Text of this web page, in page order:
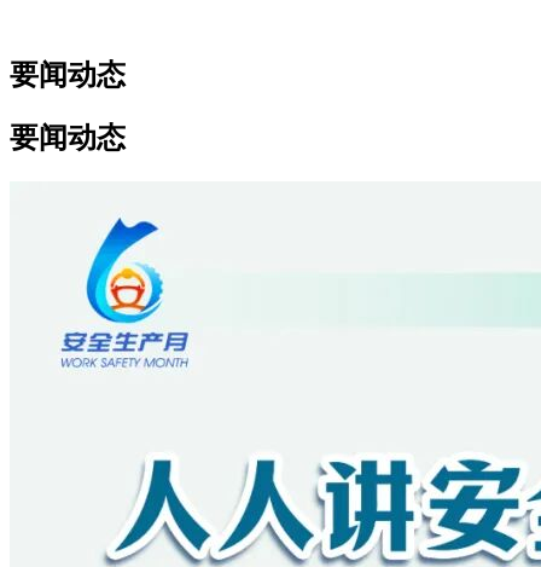
要闻动态
要闻动态